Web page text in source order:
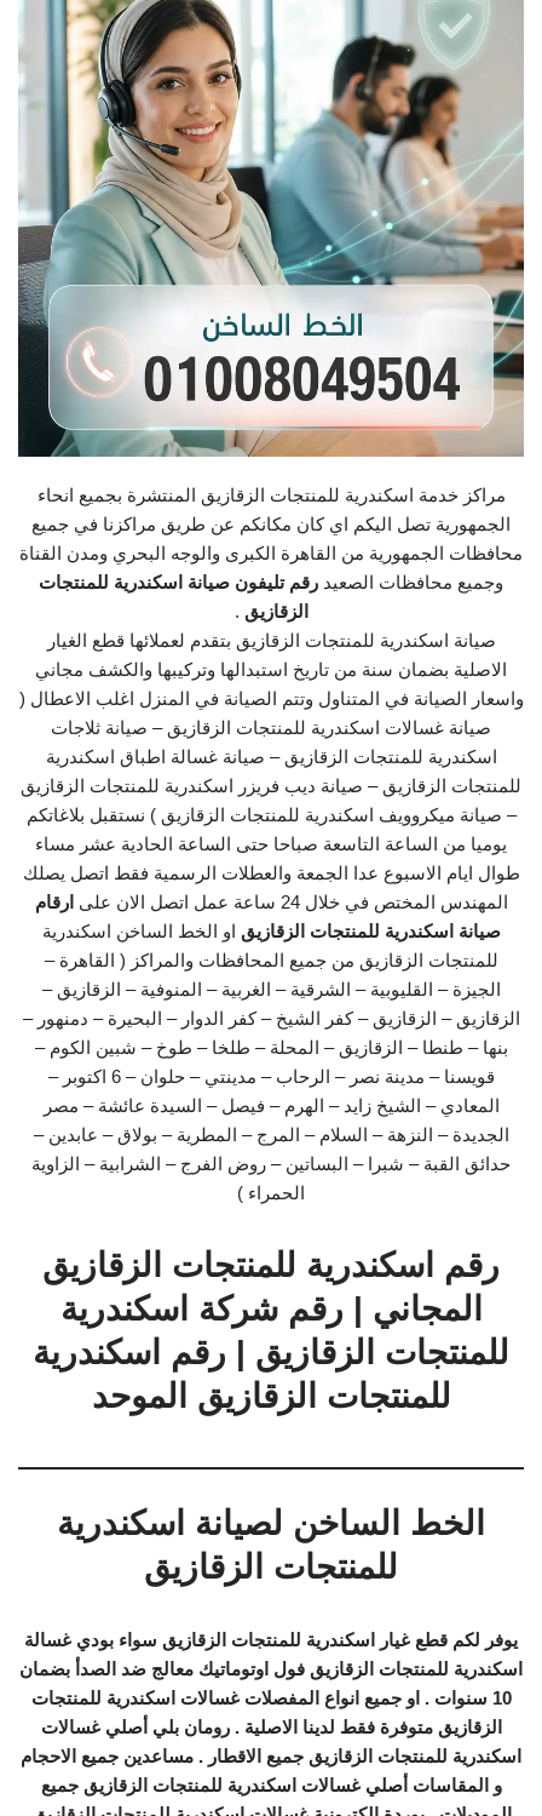
مراكز خدمة اسكندرية للمنتجات الزقازيق المنتشرة بجميع انحاء
الجمهورية تصل اليكم اي كان مكانكم عن طريق مراكزنا في جميع
محافظات الجمهورية من القاهرة الكبرى والوجه البحري ومدن القناة
وجميع محافظات الصعيد رقم تليفون صيانة اسكندرية للمنتجات
الزقازيق .
صيانة اسكندرية للمنتجات الزقازيق بتقدم لعملائها قطع الغيار
الاصلية بضمان سنة من تاريخ استبدالها وتركيبها والكشف مجاني
واسعار الصيانة في المتناول وتتم الصيانة في المنزل اغلب الاعطال (
صيانة غسالات اسكندرية للمنتجات الزقازيق – صيانة ثلاجات
اسكندرية للمنتجات الزقازيق – صيانة غسالة اطباق اسكندرية
للمنتجات الزقازيق – صيانة ديب فريزر اسكندرية للمنتجات الزقازيق
– صيانة ميكروويف اسكندرية للمنتجات الزقازيق ) نستقبل بلاغاتكم
يوميا من الساعة التاسعة صباحا حتى الساعة الحادية عشر مساء
طوال ايام الاسبوع عدا الجمعة والعطلات الرسمية فقط اتصل يصلك
المهندس المختص في خلال 24 ساعة عمل اتصل الان على
ارقام
صيانة اسكندرية للمنتجات الزقازيق او الخط الساخن اسكندرية
للمنتجات الزقازيق من جميع المحافظات والمراكز ( القاهرة –
الجيزة – القليوبية – الشرقية – الغربية – المنوفية – الزقازيق –
الزقازيق – الزقازيق – كفر الشيخ – كفر الدوار – البحيرة – دمنهور –
بنها – طنطا – الزقازيق – المحلة – طلخا – طوخ – شبين الكوم –
قويسنا – مدينة نصر – الرحاب – مدينتي – حلوان – 6 اكتوبر –
المعادي – الشيخ زايد – الهرم – فيصل – السيدة عائشة – مصر
الجديدة – النزهة – السلام – المرج – المطرية – بولاق – عابدين –
حدائق القبة – شبرا – البساتين – روض الفرج – الشرابية – الزاوية
الحمراء )
رقم اسكندرية للمنتجات الزقازيق
المجاني | رقم شركة اسكندرية
للمنتجات الزقازيق | رقم اسكندرية
للمنتجات الزقازيق الموحد
الخط الساخن لصيانة اسكندرية
للمنتجات الزقازيق
يوفر لكم قطع غيار اسكندرية للمنتجات الزقازيق سواء بودي غسالة
اسكندرية للمنتجات الزقازيق فول اوتوماتيك معالج ضد الصدأ بضمان
10 سنوات . او جميع انواع المفصلات غسالات اسكندرية للمنتجات
الزقازيق متوفرة فقط لدينا الاصلية . رومان بلي أصلي غسالات
اسكندرية للمنتجات الزقازيق جميع الاقطار . مساعدين جميع الاحجام
و المقاسات أصلي غسالات اسكندرية للمنتجات الزقازيق جميع